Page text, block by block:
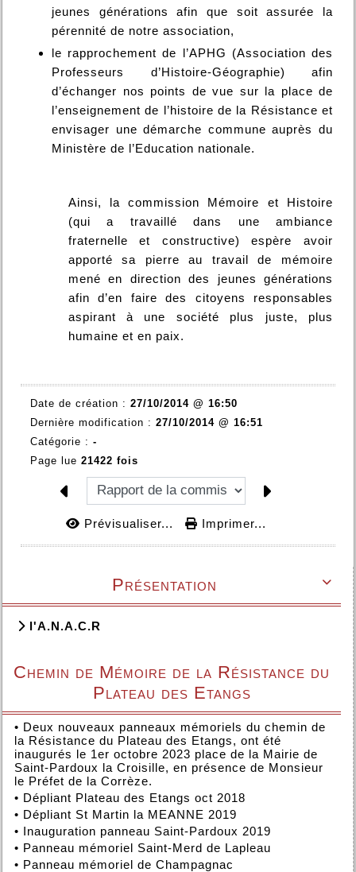

Présentation
l'A.N.A.C.R
Chemin de Mémoire de la Résistance du
Plateau des Etangs
• Deux nouveaux panneaux mémoriels du chemin de
la Résistance du Plateau des Etangs, ont été
inaugurés le 1er octobre 2023 place de la Mairie de
Saint-Pardoux la Croisille, en présence de Monsieur
le Préfet de la Corrèze.
• Dépliant Plateau des Etangs oct 2018
• Dépliant St Martin la MEANNE 2019
• Inauguration panneau Saint-Pardoux 2019
• Panneau mémoriel Saint-Merd de Lapleau
• Panneau mémoriel de Champagnac
jeunes générations afin que soit assurée la
pérennité de notre association,
le rapprochement de l’APHG (Association des
Professeurs d’Histoire-Géographie) afin
d’échanger nos points de vue sur la place de
l’enseignement de l’histoire de la Résistance et
envisager une démarche commune auprès du
Ministère de l’Education nationale.
Ainsi, la commission Mémoire et Histoire
(qui a travaillé dans une ambiance
fraternelle et constructive) espère avoir
apporté sa pierre au travail de mémoire
mené en direction des jeunes générations
afin d’en faire des citoyens responsables
aspirant à une société plus juste, plus
humaine et en paix.
Date de création : 27/10/2014 @ 16:50
Dernière modification : 27/10/2014 @ 16:51
Catégorie : -
Page lue 21422 fois
Prévisualiser... Imprimer...